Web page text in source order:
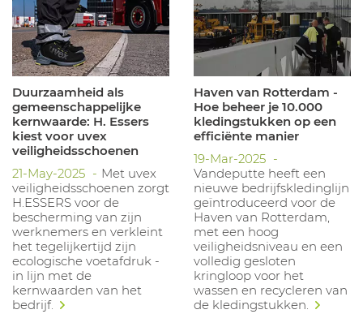
Duurzaamheid als
gemeenschappelijke
kernwaarde: H. Essers
kiest voor uvex
veiligheidsschoenen
21-May-2025
Met uvex
veiligheidsschoenen zorgt
H.ESSERS voor de
bescherming van zijn
werknemers en verkleint
het tegelijkertijd zijn
ecologische voetafdruk -
in lijn met de
kernwaarden van het
bedrijf.
Haven van Rotterdam -
Hoe beheer je 10.000
kledingstukken op een
efficiënte manier
19-Mar-2025
Vandeputte heeft een
nieuwe bedrijfskledinglijn
geïntroduceerd voor de
Haven van Rotterdam,
met een hoog
veiligheidsniveau en een
volledig gesloten
kringloop voor het
wassen en recycleren van
de kledingstukken.